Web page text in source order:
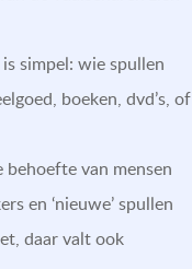
simpel: wie spullen
boeken, dvd’s, of
van mensen
en ‘nieuwe’ spullen
daar valt ook